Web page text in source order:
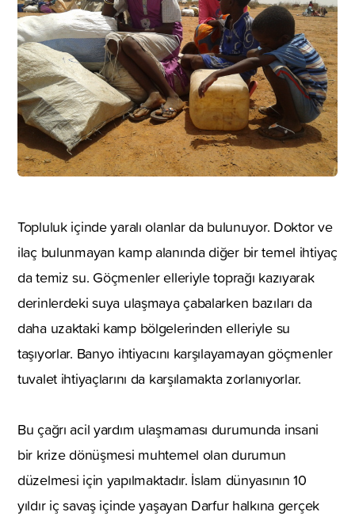
Topluluk içinde yaralı olanlar da bulunuyor. Doktor ve
ilaç bulunmayan kamp alanında diğer bir temel ihtiyaç
da temiz su. Göçmenler elleriyle toprağı kazıyarak
derinlerdeki suya ulaşmaya çabalarken bazıları da
daha uzaktaki kamp bölgelerinden elleriyle su
taşıyorlar. Banyo ihtiyacını karşılayamayan göçmenler
tuvalet ihtiyaçlarını da karşılamakta zorlanıyorlar.
Bu çağrı acil yardım ulaşmaması durumunda insani
bir krize dönüşmesi muhtemel olan durumun
düzelmesi için yapılmaktadır. İslam dünyasının 10
yıldır iç savaş içinde yaşayan Darfur halkına gerçek